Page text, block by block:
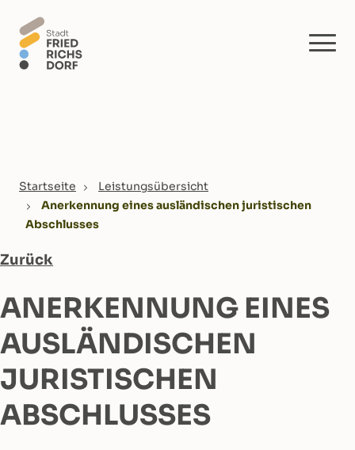
You are here:
Startseite
Leistungsübersicht
Anerkennung eines ausländischen juristischen
Abschlusses
Zurück
ANERKENNUNG EINES
AUSLÄNDISCHEN
JURISTISCHEN
ABSCHLUSSES